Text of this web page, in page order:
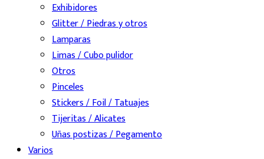
Exhibidores
Glitter / Piedras y otros
Lamparas
Limas / Cubo pulidor
Otros
Pinceles
Stickers / Foil / Tatuajes
Tijeritas / Alicates
Uñas postizas / Pegamento
Varios